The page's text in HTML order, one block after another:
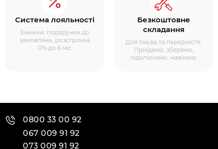
Система лояльності
Знижки, подарунки до
замовлень, розстрочка
0% до 6 міс
Безкоштовне
складання
Для Києва та передмістя.
Приїдемо, зберемо,
підключимо, навчимо
0800 33 00 92
067 009 91 92
073 009 91 92